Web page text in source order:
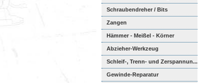
Schraubendreher / Bits
Zangen
Hämmer - Meißel - Körner
Abzieher-Werkzeug
Schleif-, Trenn- und Zerspannun...
Gewinde-Reparatur